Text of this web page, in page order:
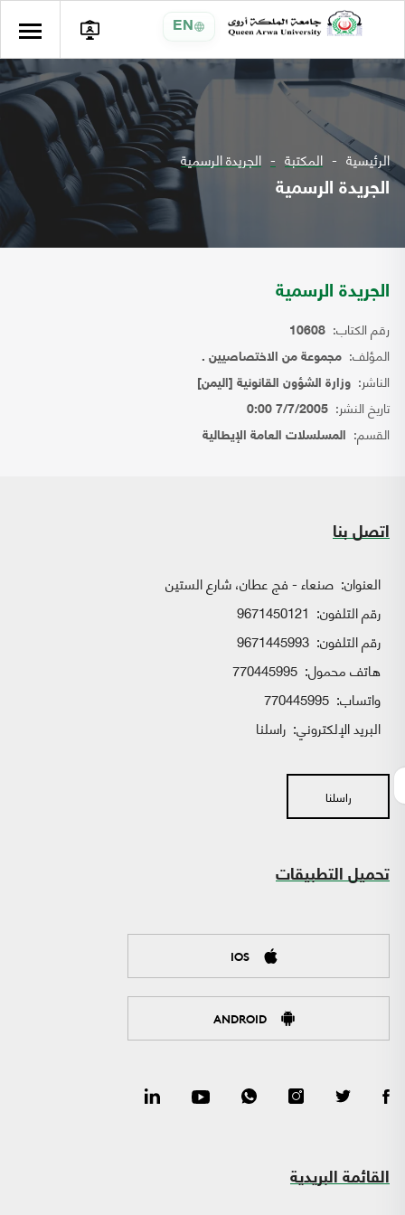
EN
الرئيسية المكتبة الجريدة الرسمية
الجريدة الرسمية
الجريدة الرسمية
رقم الكتاب: 10608
المؤلف: مجموعة من الاختصاصيين .
الناشر: وزارة الشؤون القانونية [اليمن]
تاريخ النشر: 7/7/2005 0:00
القسم: المسلسلات العامة الإيطالية
اتصل بنا
العنوان: صنعاء - فج عطان، شارع الستين
رقم التلفون: 9671450121
رقم التلفون: 9671445993
هاتف محمول: 770445995
واتساب:
البريد الإلكتروني: راسلنا
راسلنا
تحميل التطبيقات
IOS
ANDROID
القائمة البريدية